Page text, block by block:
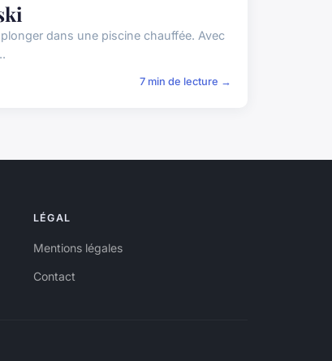
dans une piscine chauffée. Avec
7 min de lecture →
LÉGAL
Mentions légales
Contact